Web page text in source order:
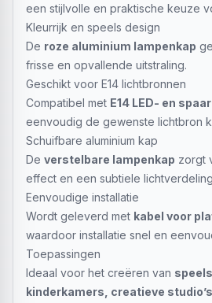
een stijlvolle en praktische keuze
Kleurrijk en speels design
De roze aluminium lampenkap
frisse en opvallende uitstraling.
Geschikt voor E14 lichtbronnen
Compatibel met E14 LED- en
eenvoudig de gewenste lichtbron
Schuifbare aluminium kap
De verstelbare lampenkap zorgt
effect en een subtiele
Eenvoudige installatie
Wordt geleverd met kabel voor
waardoor installatie snel en
Toepassingen
Ideaal voor het creëren van
kinderkamers, creatieve